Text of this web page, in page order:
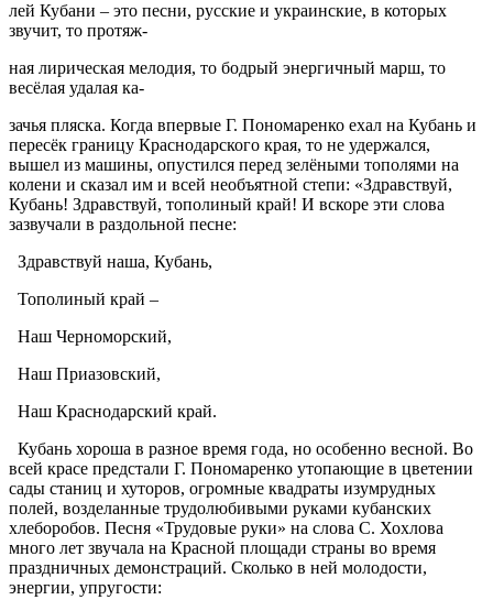
лей Кубани – это песни, русские и украинские, в которых
звучит, то протяж-
ная лирическая мелодия, то бодрый энергичный марш, то
весёлая удалая ка-
зачья пляска. Когда впервые Г. Пономаренко ехал на Кубань и
пересёк границу Краснодарского края, то не удержался,
вышел из машины, опустился перед зелёными тополями на
колени и сказал им и всей необъятной степи: «Здравствуй,
Кубань! Здравствуй, тополиный край! И вскоре эти слова
зазвучали в раздольной песне:
Здравствуй наша, Кубань,
Тополиный край –
Наш Черноморский,
Наш Приазовский,
Наш Краснодарский край.
Кубань хороша в разное время года, но особенно весной. Во
всей красе предстали Г. Пономаренко утопающие в цветении
сады станиц и хуторов, огромные квадраты изумрудных
полей, возделанные трудолюбивыми руками кубанских
хлеборобов. Песня «Трудовые руки» на слова С. Хохлова
много лет звучала на Красной площади страны во время
праздничных демонстраций. Сколько в ней молодости,
энергии, упругости: